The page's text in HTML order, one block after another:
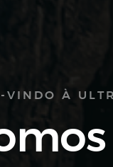
VINDO À